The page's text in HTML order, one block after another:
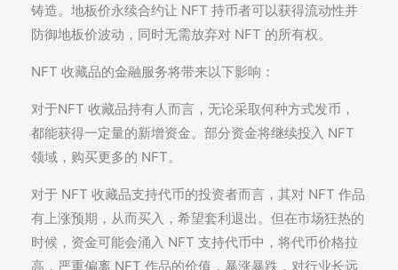
铸造。地板价永续合约让 NFT 持币者可以获得流动性并
防御地板价波动，同时无需放弃对 NFT 的所有权。
NFT 收藏品的金融服务将带来以下影响：
对于NFT 收藏品持有人而言，无论采取何种方式发币，
都能获得一定量的新增资金。部分资金将继续投入 NFT
领域，购买更多的 NFT。
对于 NFT 收藏品支持代币的投资者而言，其对 NFT 作品
有上涨预期，从而买入，希望套利退出。但在市场狂热的
时候，资金可能会涌入 NFT 支持代币中，将代币价格拉
高，严重偏离 NFT 作品的价值，暴涨暴跌，对行业长远